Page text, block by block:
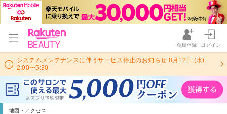
会員登録 ログイン
システムメンテナンスに伴うサービス停止のお知らせ 8月12日 (水)
2:00〜5:30
地図・アクセス